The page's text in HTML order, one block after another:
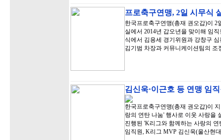
프로축구연맹, 2일 시무식
한국프로축구연맹(총재 권오갑)이 2
실에서 2014년 갑오년을 맞이해 임
식에서 김용세 경기위원과 강창구
김기범 차장과 커뮤니케이션팀의
김신욱·이근호 등 연맹 임
한국프로축구연맹(총재 권오갑)이
랑의 연탄 나눔' 행사로 이웃 사랑을
진행된 'K리그와 함께하는 사랑의
임직원, K리그 MVP 김신욱(울산현